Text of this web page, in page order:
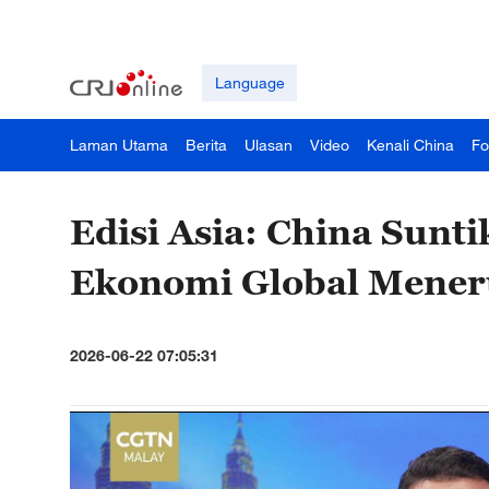
Language
Laman Utama Berita Ulasan Video Kenali China
Edisi Asia: China
Ekonomi Global
2026-06-22 07:05:31